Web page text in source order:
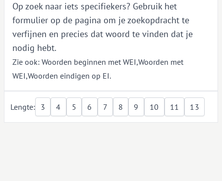
Op zoek naar iets specifiekers? Gebruik het
formulier op de pagina om je zoekopdracht te
verfijnen en precies dat woord te vinden dat je
nodig hebt.
Zie ook: Woorden beginnen met WEI,Woorden met
WEI,Woorden eindigen op EI.
Lengte: 3 4 5 6 7 8 9 10 11 13